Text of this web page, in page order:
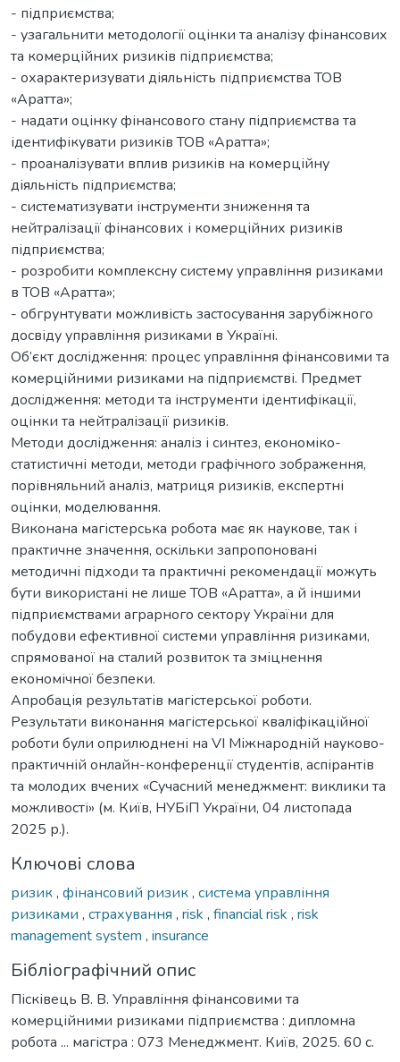
- підприємства;
- узагальнити методології оцінки та аналізу фінансових
та комерційних ризиків підприємства;
- охарактеризувати діяльність підприємства ТОВ
«Аратта»;
- надати оцінку фінансового стану підприємства та
ідентифікувати ризиків ТОВ «Аратта»;
- проаналізувати вплив ризиків на комерційну
діяльність підприємства;
- систематизувати інструменти зниження та
нейтралізації фінансових і комерційних ризиків
підприємства;
- розробити комплексну систему управління ризиками
в ТОВ «Аратта»;
- обгрунтувати можливість застосування зарубіжного
досвіду управління ризиками в Україні.
Об’єкт дослідження: процес управління фінансовими та
комерційними ризиками на підприємстві. Предмет
дослідження: методи та інструменти ідентифікації,
оцінки та нейтралізації ризиків.
Методи дослідження: аналіз і синтез, економіко-
статистичні методи, методи графічного зображення,
порівняльний аналіз, матриця ризиків, експертні
оцінки, моделювання.
Виконана магістерська робота має як наукове, так і
практичне значення, оскільки запропоновані
методичні підходи та практичні рекомендації можуть
бути використані не лише ТОВ «Аратта», а й іншими
підприємствами аграрного сектору України для
побудови ефективної системи управління ризиками,
спрямованої на сталий розвиток та зміцнення
економічної безпеки.
Апробація результатів магістерської роботи.
Результати виконання магістерської кваліфікаційної
роботи були оприлюднені на VІ Міжнародній науково-
практичній онлайн-конференції студентів, аспірантів
та молодих вчених «Сучасний менеджмент: виклики та
можливості» (м. Київ, НУБіП України, 04 листопада
2025 р.).
Ключові слова
ризик, фінансовий ризик, система управління
ризиками , страхування , risk , financial risk , risk
management system , insurance
Бібліографічний опис
Пісківець В. В. Управління фінансовими та
комерційними ризиками підприємства : дипломна
робота ... магістра : 073 Менеджмент. Київ, 2025. 60 с.